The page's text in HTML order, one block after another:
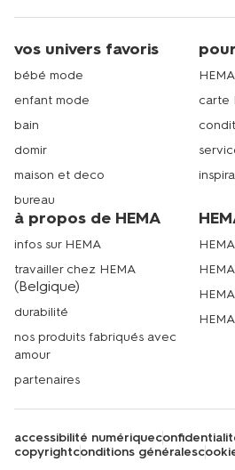
vos univers favoris
bébé mode
enfant mode
bain
domir
maison et deco
bureau
carte
à propos de HEMA
infos sur HEMA
travailler chez HEMA
(Belgique)
durabilité
nos produits fabriqués avec
amour
partenaires
accessibilité numérique
copyrightconditions générales